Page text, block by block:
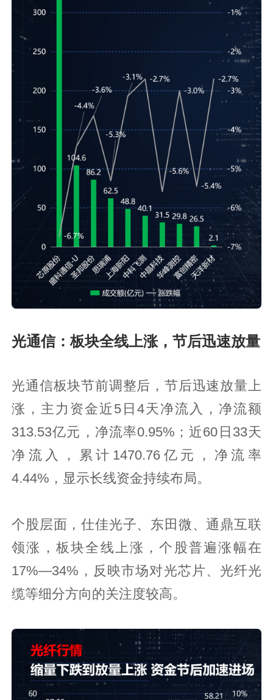
光通信：板块全线上涨，节后迅速放量
光通信板块节前调整后，节后迅速放量上
涨，主力资金近5日4天净流入，净流额
313.53亿元，净流率0.95%；近60日33天
净流入，累计1470.76亿元，净流率
4.44%，显示长线资金持续布局。
个股层面，仕佳光子、东田微、通鼎互联
领涨，板块全线上涨，个股普遍涨幅在
17%—34%，反映市场对光芯片、光纤光
缆等细分方向的关注度较高。